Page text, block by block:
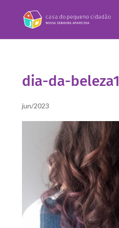
dia-da-beleza1
jun/2023